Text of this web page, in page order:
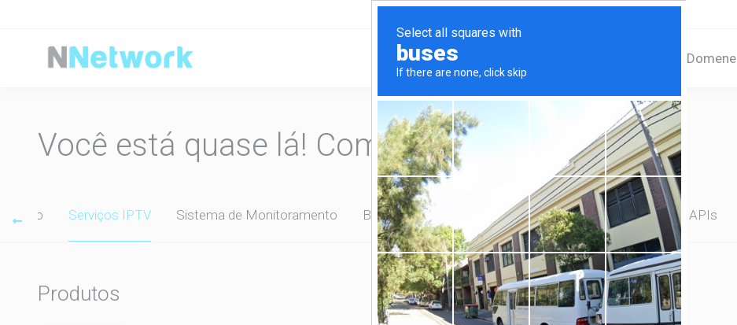
Domene
Você está quase lá! Complete seu pedido
Pro Serviços IPTV Sistema de Monitoramento Backup Banco de Dados Sistema de Atendimento e APIs
Produtos